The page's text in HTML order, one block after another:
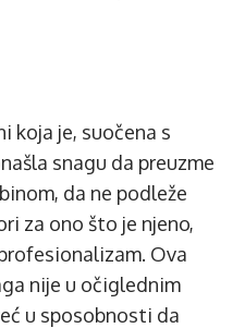
koja je, suočena s
snagu da preuzme
da ne podleže
za ono što je njeno,
Ova
nije u očiglednim
u sposobnosti da